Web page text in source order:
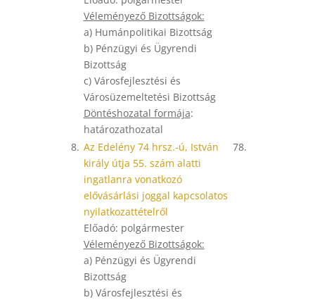
Véleményező Bizottságok:
a) Humánpolitikai Bizottság
b) Pénzügyi és Ügyrendi
Bizottság
c) Városfejlesztési és
Városüzemeltetési Bizottság
Döntéshozatal formája:
határozathozatal
8. Az Edelény 74 hrsz.-ú, István
király útja 55. szám alatti
ingatlanra vonatkozó
elővásárlási joggal kapcsolatos
nyilatkozattételről
Előadó: polgármester
Véleményező Bizottságok:
a) Pénzügyi és Ügyrendi
Bizottság
b) Városfejlesztési és
78.